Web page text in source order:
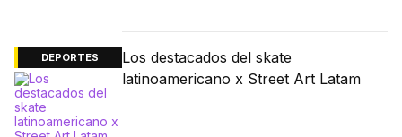
DEPORTES
Los destacados del skate
latinoamericano x Street Art Latam